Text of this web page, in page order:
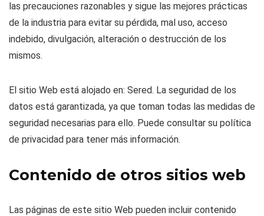
las precauciones razonables y sigue las mejores prácticas
de la industria para evitar su pérdida, mal uso, acceso
indebido, divulgación, alteración o destrucción de los
mismos.
El sitio Web está alojado en: Sered. La seguridad de los
datos está garantizada, ya que toman todas las medidas de
seguridad necesarias para ello. Puede consultar su política
de privacidad para tener más información.
Contenido de otros sitios web
Las páginas de este sitio Web pueden incluir contenido